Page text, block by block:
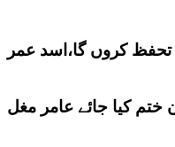
کروں گا،اسد عمر
کیا جائے عامر مغل